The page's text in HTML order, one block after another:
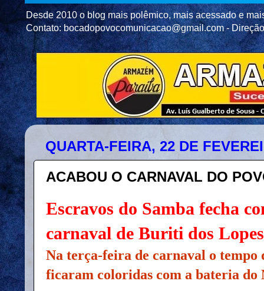
Desde 2010 o blog mais polêmico, mais acessado e
Contato: bocadopovocomunicacao@gmail.com -
QUARTA-FEIRA, 22 DE
ACABOU O CARNAVAL DO
Escravos do Samba fecha
carnaval de Buriti dos Lopes
Na terça-feira de carnaval o tempo
ficaram coloridas com a bateria do